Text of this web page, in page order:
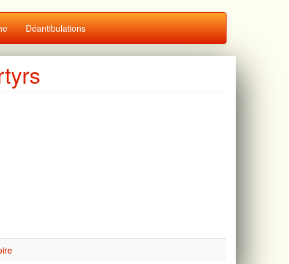
Déantibulations